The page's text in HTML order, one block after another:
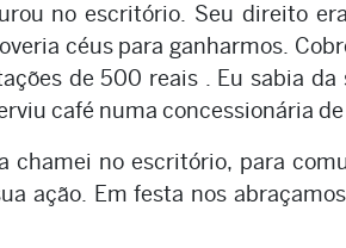
no escritório. Seu direito
céus para ganharmos.
de 500 reais . Eu sabia da
café numa concessionária
chamei no escritório, para
ação. Em festa nos